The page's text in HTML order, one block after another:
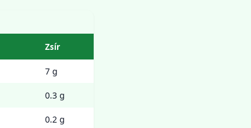
Zsír
7 g
0.3 g
0.2 g